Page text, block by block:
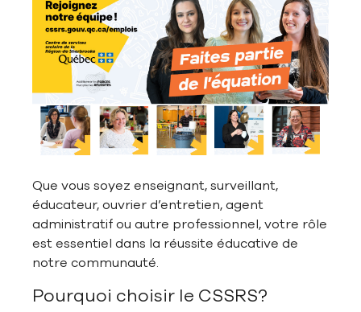
Que vous soyez enseignant, surveillant,
éducateur, ouvrier d’entretien, agent
administratif ou autre professionnel, votre rôle
est essentiel dans la réussite éducative de
notre communauté.
Pourquoi choisir le CSSRS?